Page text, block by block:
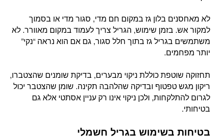
לא מאחסנים בלון גז במקום חם מדי, סגור מדי או בסמוך
למקור אש. בזמן שימוש, הגריל צריך לעמוד במקום מאוורר. לא
משתמשים בגריל גז בתוך חלל סגור, גם אם הוא נראה “נקי”
יותר מפחמים.
תחזוקה שוטפת כוללת ניקוי מבערים, בדיקת שומנים שהצטברו,
ריקון מגש טפטוף ובדיקה שהלהבה תקינה. שומן שהצטבר יכול
לגרום להתלקחות, ולכן ניקוי אינו רק עניין אסתטי אלא גם
בטיחותי.
בטיחות בשימוש בגריל חשמלי